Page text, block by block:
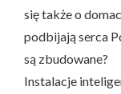
się także o
podbijają serca
są zbudowane?
Instalacje